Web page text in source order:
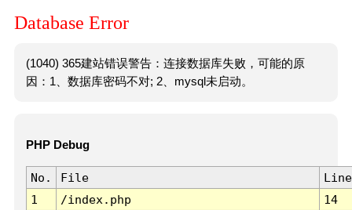
Database Error
(1040) 365建站错误警告：连接数据库失败，可能的原
因：1、数据库密码不对; 2、mysql未启动。
PHP Debug
No. File
Line
1
/index.php 14